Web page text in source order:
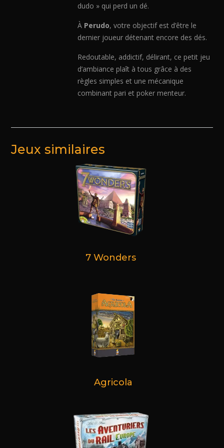
dudo » qui perd un dé.
À Perudo, votre objectif est d’être le
dernier joueur détenant encore des dés.
Redoutable, addictif, délirant, ce petit jeu
d’ambiance plaît à tous grâce à des
règles simples et une mécanique
combinant pari et poker menteur.
Jeux similaires
7 Wonders
Agricola